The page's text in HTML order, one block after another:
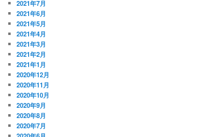
2021年7月
2021年6月
2021年5月
2021年4月
2021年3月
2021年2月
2021年1月
2020年12月
2020年11月
2020年10月
2020年9月
2020年8月
2020年7月